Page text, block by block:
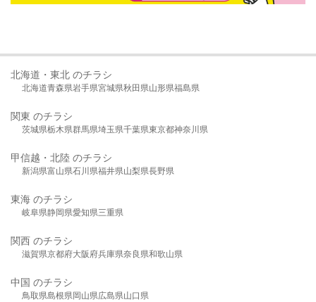
北海道・東北 のチラシ
北海道青森県岩手県宮城県秋田県山形県福島県
関東 のチラシ
茨城県栃木県群馬県埼玉県千葉県東京都神奈川県
甲信越・北陸 のチラシ
新潟県富山県石川県福井県山梨県長野県
東海 のチラシ
岐阜県静岡県愛知県三重県
関西 のチラシ
滋賀県京都府大阪府兵庫県奈良県和歌山県
中国 のチラシ
鳥取県島根県岡山県広島県山口県